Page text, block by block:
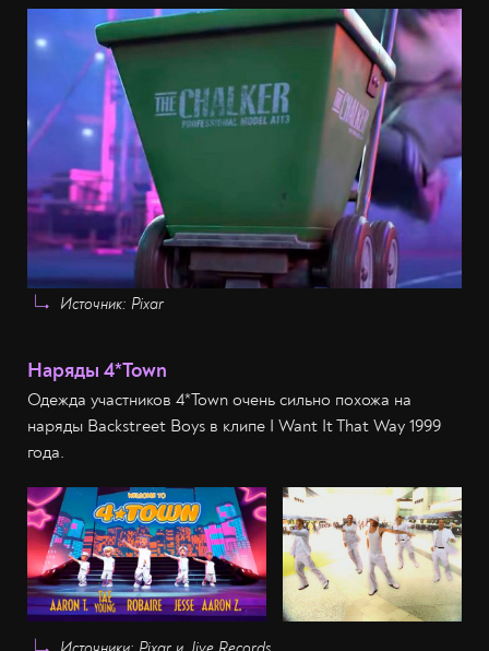
Источник: Pixar
Наряды 4*Town
Одежда участников 4*Town очень сильно похожа на
наряды Backstreet Boys в клипе I Want It That Way 1999
года.